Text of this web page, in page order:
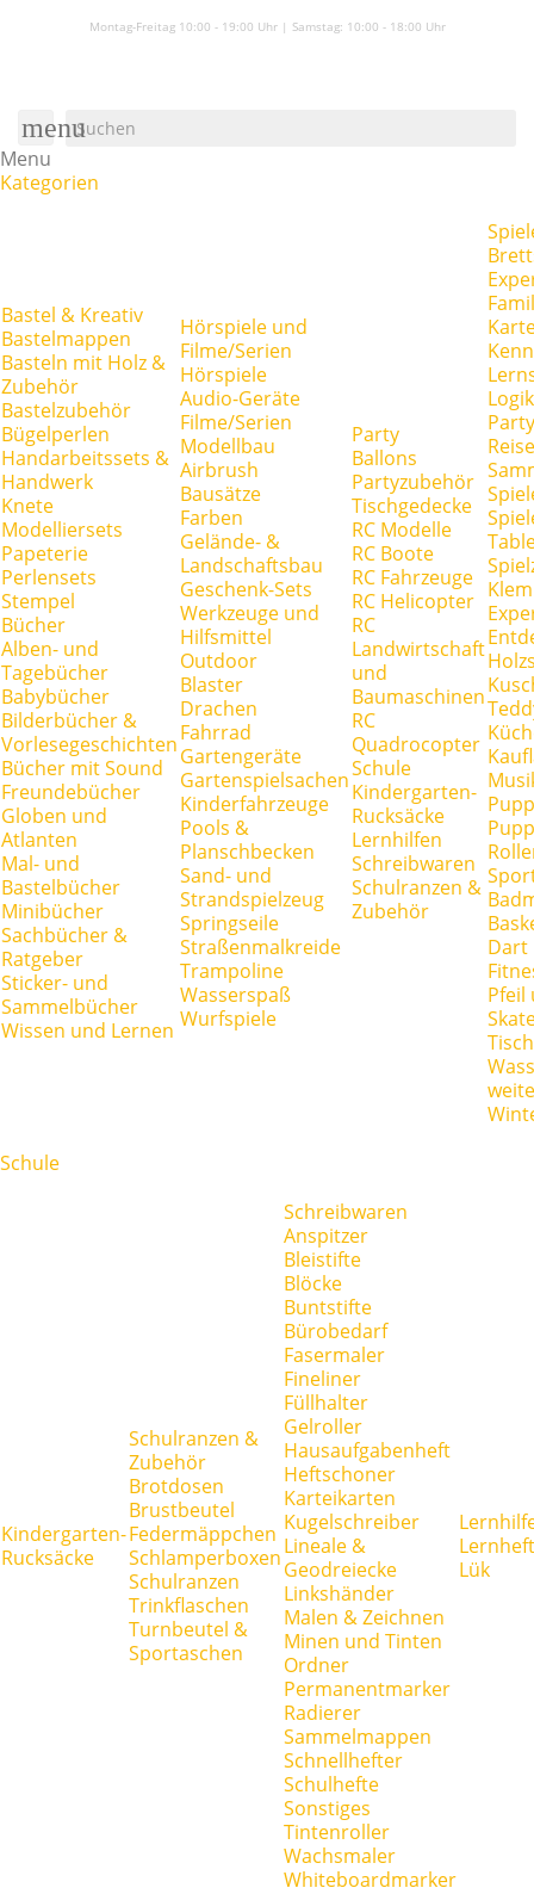
Montag-Freitag 10:00 - 19:00 Uhr | Samstag: 10:00 - 18:00 Uhr
menu
Menu
Kategorien
Bastel & Kreativ
Bastelmappen
Basteln mit Holz &
Zubehör
Bastelzubehör
Bügelperlen
Handarbeitssets &
Handwerk
Knete
Modelliersets
Papeterie
Perlensets
Stempel
Bücher
Alben- und
Tagebücher
Babybücher
Bilderbücher &
Vorlesegeschichten
Bücher mit Sound
Freundebücher
Globen und
Atlanten
Mal- und
Bastelbücher
Minibücher
Sachbücher &
Ratgeber
Sticker- und
Sammelbücher
Wissen und Lernen
Hörspiele und
Filme/Serien
Hörspiele
Audio-Geräte
Filme/Serien
Modellbau
Airbrush
Bausätze
Farben
Gelände- &
Landschaftsbau
Geschenk-Sets
Werkzeuge und
Hilfsmittel
Outdoor
Blaster
Drachen
Fahrrad
Gartengeräte
Gartenspielsachen
Kinderfahrzeuge
Pools &
Planschbecken
Sand- und
Strandspielzeug
Springseile
Straßenmalkreide
Trampoline
Wasserspaß
Wurfspiele
Party
Ballons
Partyzubehör
Tischgedecke
RC Modelle
RC Boote
RC Fahrzeuge
RC Helicopter
RC
Landwirtschaft
und
Baumaschinen
RC
Quadrocopter
Schule
Kindergarten-
Rucksäcke
Lernhilfen
Schreibwaren
Schulranzen &
Zubehör
Dart
Pfeil
Schule
Kindergarten-
Rucksäcke
Schulranzen &
Zubehör
Brotdosen
Brustbeutel
Federmäppchen
Schlamperboxen
Schulranzen
Trinkflaschen
Turnbeutel &
Sportaschen
Schreibwaren
Anspitzer
Bleistifte
Blöcke
Buntstifte
Bürobedarf
Fasermaler
Fineliner
Füllhalter
Gelroller
Hausaufgabenheft
Heftschoner
Karteikarten
Kugelschreiber
Lineale &
Geodreiecke
Linkshänder
Malen & Zeichnen
Minen und Tinten
Ordner
Permanentmarker
Radierer
Sammelmappen
Schnellhefter
Schulhefte
Sonstiges
Tintenroller
Wachsmaler
Whiteboardmarker
Lük